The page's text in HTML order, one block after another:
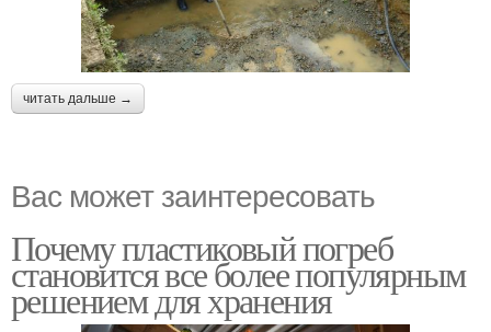
читать дальше →
Вас может заинтересовать
Почему пластиковый погреб
становится все более популярным
решением для хранения